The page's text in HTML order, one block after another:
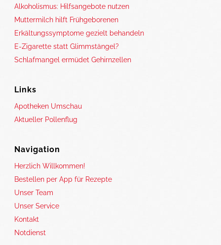
Alkoholismus: Hilfsangebote nutzen
Muttermilch hilft Frühgeborenen
Erkältungssymptome gezielt behandeln
E-Zigarette statt Glimmstängel?
Schlafmangel ermüdet Gehirnzellen
Links
Apotheken Umschau
Aktueller Pollenflug
Navigation
Herzlich Willkommen!
Bestellen per App für Rezepte
Unser Team
Unser Service
Kontakt
Notdienst